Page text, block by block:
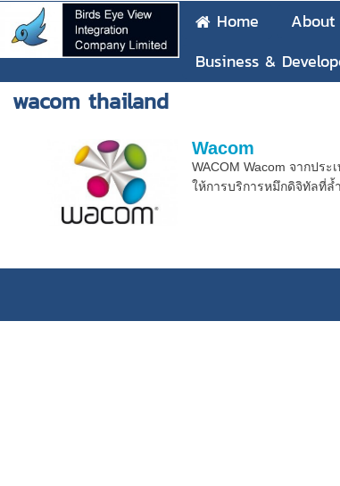
Home About
Business &
wacom thailand
Wacom
WACOM Wacom จากปร
ให้การบริการหมึกดิจิทัลที่ล้ำ